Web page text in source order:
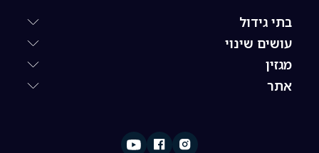
בתי גידול
עושים שינוי
מגזין
אתר